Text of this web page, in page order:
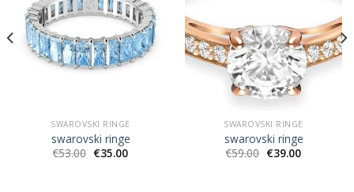
SWAROVSKI RINGE
swarovski ringe
€53.00 €35.00
SWAROVSKI RINGE
swarovski ringe
€59.00 €39.00